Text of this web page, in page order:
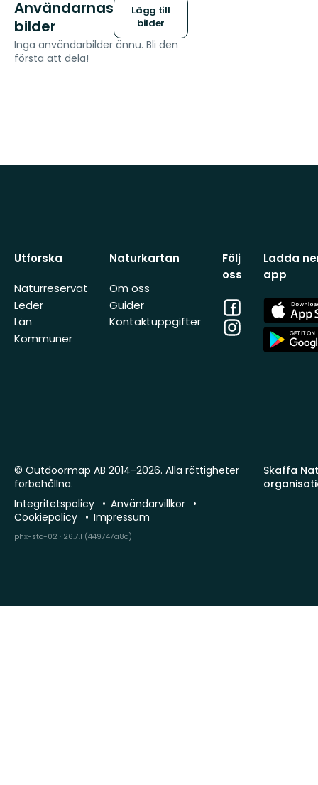
Användarnas
bilder
Lägg till
bilder
Inga användarbilder ännu. Bli den
första att dela!
Utforska
Naturreservat
Leder
Län
Kommuner
Naturkartan
Om oss
Guider
Kontaktuppgifter
Följ
oss
Facebook
Instagram
Ladda
app
App
Store
App
Store
Skaffa
© Outdoormap AB 2014-2026. Alla rättigheter
förbehållna.
Integritetspolicy
Användarvillkor
Cookiepolicy
Impressum
phx-sto-02 · 26.7.1 (449747a8c)